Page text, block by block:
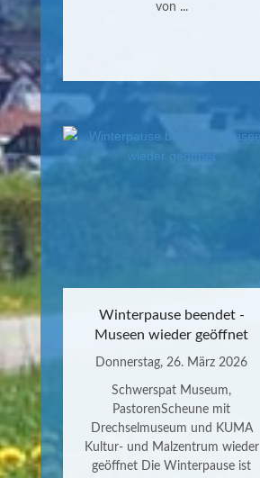
von ...
Winterpause beendet -
Museen wieder geöffnet
Donnerstag, 26. März 2026
Schwerspat Museum,
PastorenScheune mit
Drechselmuseum und KUMA
Kultur- und Malzentrum wieder
geöffnet Die Winterpause ist